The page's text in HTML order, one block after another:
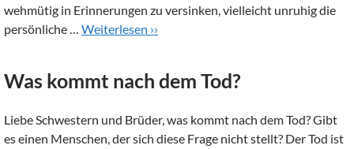
wehmütig in Erinnerungen zu versinken, vielleicht unruhig die
persönliche … Weiterlesen ››
Was kommt nach dem Tod?
Liebe Schwestern und Brüder, was kommt nach dem Tod? Gibt
es einen Menschen, der sich diese Frage nicht stellt? Der Tod ist